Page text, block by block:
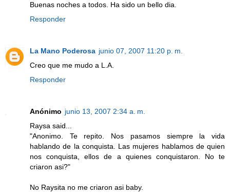
Buenas noches a todos. Ha sido un bello dia.
Responder
La Mano Poderosa junio 07, 2007 11:20 p. m.
Creo que me mudo a L.A.
Responder
Anónimo junio 13, 2007 2:34 a. m.
Raysa said...
"Anonimo. Te repito. Nos pasamos siempre la vida
hablando de la conquista. Las mujeres hablamos de quien
nos conquista, ellos de a quienes conquistaron. No te
criaron asi?"
No Raysita no me criaron asi baby.